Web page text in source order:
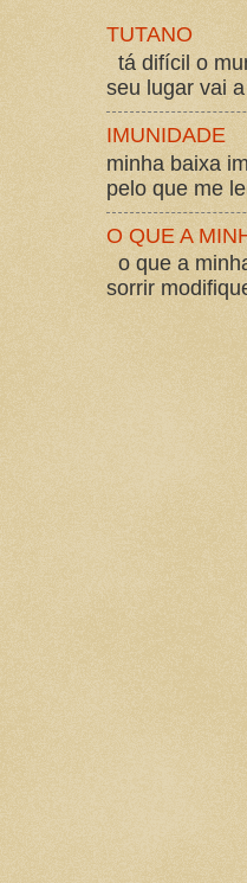
TUTANO
tá difícil o
seu lugar vai
IMUNIDADE
minha baixa
pelo que me
O QUE A
o que a
sorrir